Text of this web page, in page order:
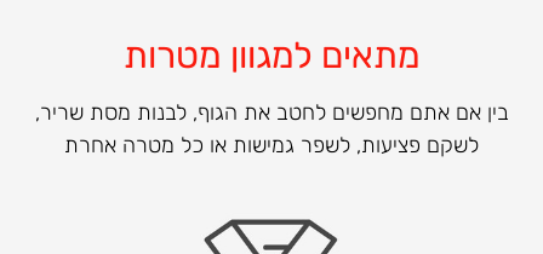
מתאים למגוון מטרות
בין אם אתם מחפשים לחטב את הגוף, לבנות מסת שריר,
לשקם פציעות, לשפר גמישות או כל מטרה אחרת